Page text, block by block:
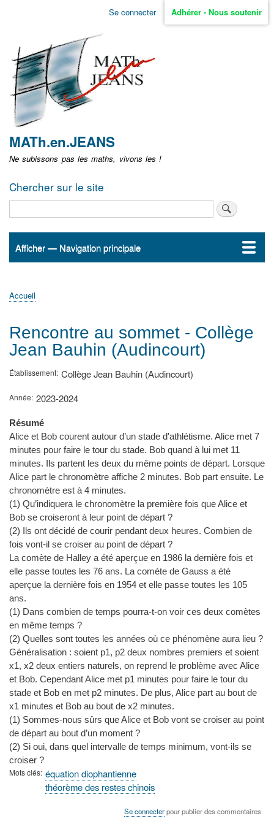
Aller
non
identifié
Se connecter Adhérer - Nous soutenir
MATh.en.JEANS
Ne subissons pas les maths, vivons les !
Chercher sur le site
Navigation
Afficher — Navigation principale
Accueil
ActualitésMATh.en.JEANS ?
Régions et Ateliers
Créer, gérer un atelier
Sujets/Publications
Congrès
d'Ariane
Accueil
Rencontre au sommet - Collège
Jean Bauhin (Audincourt)
Établissement Collège Jean Bauhin (Audincourt)
Année 2023-2024
Résumé
Alice et Bob courent autour d’un stade d'athlétisme. Alice met 7
minutes pour faire le tour du stade. Bob quand à lui met 11
minutes. Ils partent les deux du même points de départ. Lorsque
Alice part le chronomètre affiche 2 minutes. Bob part ensuite. Le
chronomètre est à 4 minutes.
(1) Qu’indiquera le chronomètre la première fois que Alice et
Bob se croiseront à leur point de départ ?
(2) Ils ont décidé de courir pendant deux heures. Combien de
fois vont-il se croiser au point de départ ?
La comète de Halley a été aperçue en 1986 la dernière fois et
elle passe toutes les 76 ans. La comète de Gauss a été
aperçue la dernière fois en 1954 et elle passe toutes les 105
ans.
(1) Dans combien de temps pourra-t-on voir ces deux comètes
en même temps ?
(2) Quelles sont toutes les années où ce phénomène aura lieu ?
Généralisation : soient p1, p2 deux nombres premiers et soient
x1, x2 deux entiers naturels, on reprend le problème avec Alice
et Bob. Cependant Alice met p1 minutes pour faire le tour du
stade et Bob en met p2 minutes. De plus, Alice part au bout de
x1 minutes et Bob au bout de x2 minutes.
(1) Sommes-nous sûrs que Alice et Bob vont se croiser au point
de départ au bout d’un moment ?
(2) Si oui, dans quel intervalle de temps minimum, vont-ils se
croiser ?
Mots clés équation diophantienne
théorème des restes chinois
Se connecterpour publier des commentaires